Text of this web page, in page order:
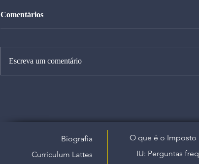
Comentários
Escreva um comentário
Biografia
Curriculum Lattes
O que é o Imposto
IU: Perguntas